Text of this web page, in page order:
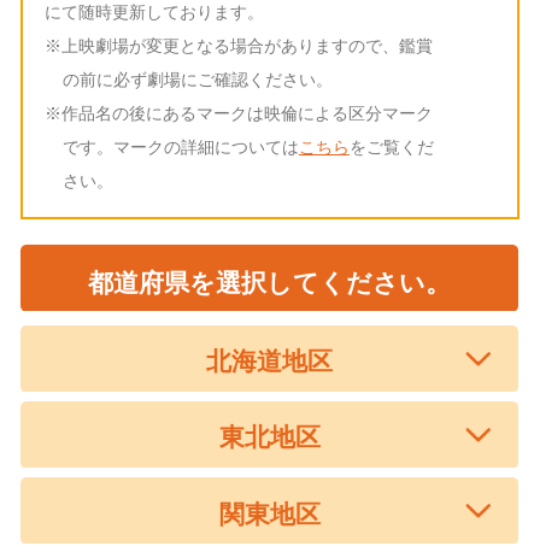
にて随時更新しております。
※上映劇場が変更となる場合がありますので、鑑賞
の前に必ず劇場にご確認ください。
※作品名の後にあるマークは映倫による区分マーク
です。マークの詳細についてはこちらをご覧くだ
さい。
都道府県を選択してください。
北海道地区
東北地区
関東地区